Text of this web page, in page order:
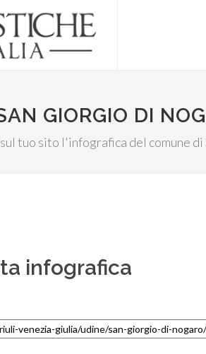
GIORGIO DI
tuo sito l'infografica del comune
infografica